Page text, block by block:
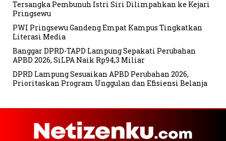
Tersangka Pembunuh Istri Siri Dilimpahkan ke Kejari
Pringsewu
PWI Pringsewu Gandeng Empat Kampus Tingkatkan
Literasi Media
Banggar DPRD-TAPD Lampung Sepakati Perubahan
APBD 2026, SiLPA Naik Rp94,3 Miliar
DPRD Lampung Sesuaikan APBD Perubahan 2026,
Prioritaskan Program Unggulan dan Efisiensi Belanja